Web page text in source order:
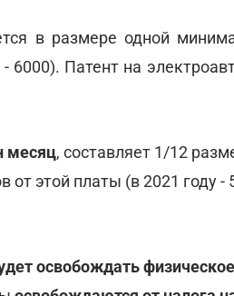
в размере одной
6000). Патент на
месяц, составляет 1/12
этой платы (в 2021 году -
освобождать